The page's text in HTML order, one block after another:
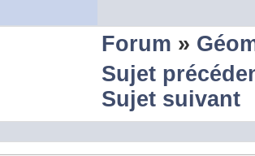
Forum »
Sujet
Sujet suivant